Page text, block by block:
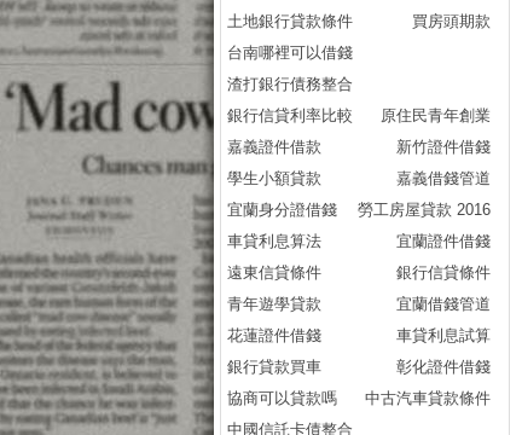
土地銀行貸款條件
買房頭期款
台南哪裡可以借錢
渣打銀行債務整合
銀行信貸利率比較
原住民青年創業
嘉義證件借款
新竹證件借錢
學生小額貸款
嘉義借錢管道
宜蘭身分證借錢
勞工房屋貸款 2016
車貸利息算法
宜蘭證件借錢
遠東信貸條件
銀行信貸條件
青年遊學貸款
宜蘭借錢管道
花蓮證件借錢
車貸利息試算
銀行貸款買車
彰化證件借錢
協商可以貸款嗎
中古汽車貸款條件
中國信託卡債整合